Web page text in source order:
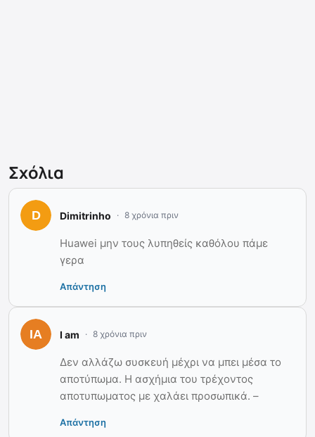
Σχόλια
Dimitrinho 8 χρόνια πριν
Huawei μην τους λυπηθείς καθόλου πάμε
γερα
Απάντηση
I am 8 χρόνια πριν
Δεν αλλάζω συσκευή μέχρι να μπει μέσα το
αποτύπωμα. Η ασχήμια του τρέχοντος
αποτυπωματος με χαλάει προσωπικά. –
Απάντηση